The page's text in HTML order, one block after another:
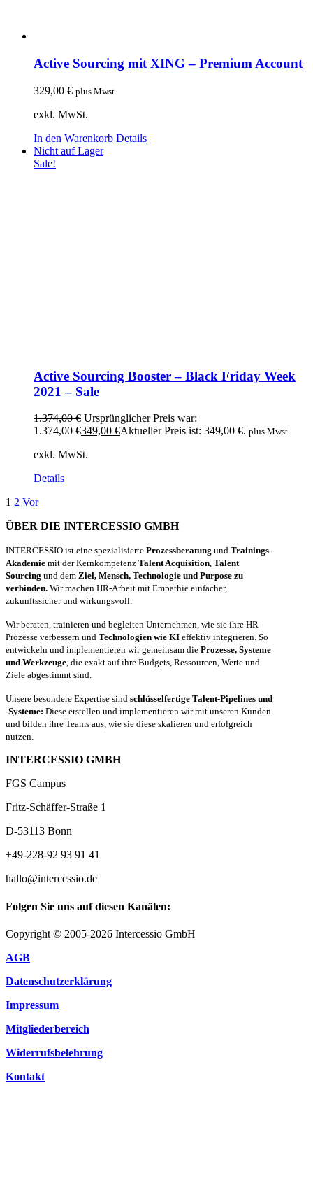
Active Sourcing mit XING – Premium Account
329,00 € plus Mwst.
exkl. MwSt.
In den Warenkorb Details
Nicht auf Lager
Sale!
Active Sourcing Booster – Black Friday Week
2021 – Sale
1.374,00€ Ursprünglicher Preis war:
1.374,00 €349,00 €Aktueller Preis ist: 349,00 €. plus Mwst.
exkl. MwSt.
Details
1 2 Vor
ÜBER DIE INTERCESSIO GMBH
INTERCESSIO ist eine spezialisierte Prozessberatung und Trainings-
Akademie mit der Kernkompetenz Talent Acquisition, Talent
Sourcing und dem Ziel, Mensch, Technologie und Purpose zu
verbinden. Wir machen HR-Arbeit mit Empathie einfacher,
zukunftssicher und wirkungsvoll.
Wir beraten, trainieren und begleiten Unternehmen, wie sie ihre HR-
Prozesse verbessern und Technologien wie KI effektiv integrieren. So
entwickeln und implementieren wir gemeinsam die Prozesse, Systeme
und Werkzeuge, die exakt auf ihre Budgets, Ressourcen, Werte und
Ziele abgestimmt sind.
Unsere besondere Expertise sind schlüsselfertige Talent-Pipelines und
-Systeme: Diese erstellen und implementieren wir mit unseren Kunden
und bilden ihre Teams aus, wie sie diese skalieren und erfolgreich
nutzen.
INTERCESSIO GMBH
FGS Campus
Fritz-Schäffer-Straße 1
D-53113 Bonn
+49-228-92 93 91 41
hallo@intercessio.de
Folgen Sie uns auf diesen Kanälen:
Copyright © 2005-2026 Intercessio GmbH
AGB
Datenschutzerklärung
Impressum
Mitgliederbereich
Widerrufsbelehrung
Kontakt